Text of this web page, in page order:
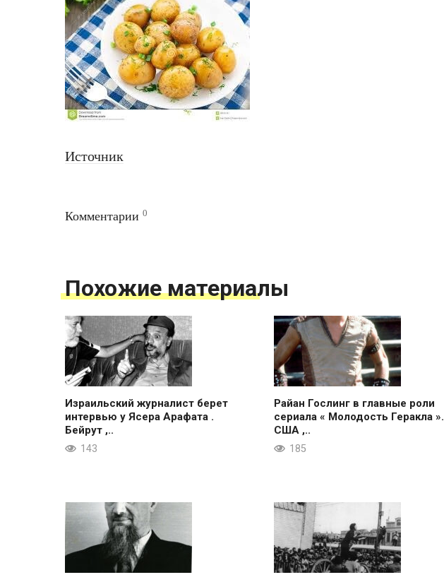
Источник
Комментарии 0
Похожие материалы
Израильский журналист берет
интервью у Ясера Арафата .
Бейрут ,..
143
Райан Гослинг в главные роли
сериала « Молодость Геракла ».
США ,..
185